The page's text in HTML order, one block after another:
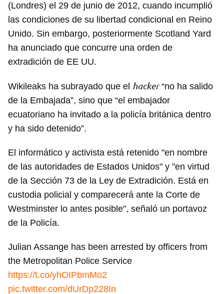
(Londres) el 29 de junio de 2012, cuando incumplió
las condiciones de su libertad condicional en Reino
Unido. Sin embargo, posteriormente Scotland Yard
ha anunciado que concurre una orden de
extradición de EE UU.
Wikileaks ha subrayado que el hacker“no ha salido
de la Embajada”, sino que “el embajador
ecuatoriano ha invitado a la policía británica dentro
y ha sido detenido”.
El informático y activista está retenido "en nombre
de las autoridades de Estados Unidos" y "en virtud
de la Sección 73 de la Ley de Extradición. Está en
custodia policial y comparecerá ante la Corte de
Westminster lo antes posible", señaló un portavoz
de la Policía.
Julian Assange has been arrested by officers from
the Metropolitan Police Service
https://t.co/yhOIPbmMo2
pic.twitter.com/dUrDp228In